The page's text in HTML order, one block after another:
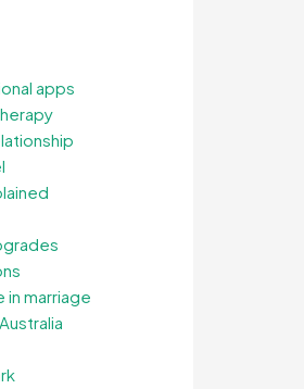
apps
marriage